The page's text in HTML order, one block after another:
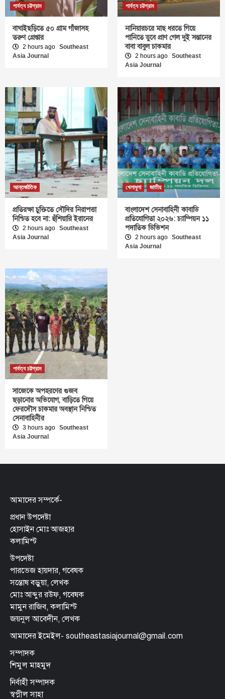
পার্বত্য চট্টগ্রাম
বাঘাইছড়িতে ৫০ গ্রাম গাঁজাসহ
তরুণ গ্রেপ্তার
2 hours ago Southeast
Asia Journal
পার্বত্য চট্টগ্রাম
নানিয়ারচরে মাছ ধরতে গিয়ে
পানিতে ডুবে প্রাণ গেল দুই সন্তানের
বাবা বাবুল চাকমার
2 hours ago Southeast
Asia Journal
আন্তর্জাতিক
প্রতিরক্ষা চুক্তিতে সৌদির নিরাপত্তা
নিশ্চিত হবে না: হুঁশিয়ারি ইরানের
2 hours ago Southeast
Asia Journal
খেলাধুলা জাতীয়
বাংলাদেশ সেনাবাহিনী কাবাডি
প্রতিযোগিতা ২০২৬: চ্যাম্পিয়ন ১১
পদাতিক ডিভিশন
2 hours ago Southeast
Asia Journal
পার্বত্য চট্টগ্রাম
সাজেকে অপহরণের গুজব
ছড়ানোর অভিযোগ, বাড়িতে গিয়ে
ফেরদৌস চাকমার অবস্থান নিশ্চিত
সেনাবাহিনীর
3 hours ago Southeast
Asia Journal
আমাদের সম্পর্কে-
প্রধান উপদেষ্টা
হোসাইন মোঃ আজহার
কলামিস্ট
উপদেষ্টা
পারভেজ হায়দার, গবেষক
সন্তোষ বড়ুয়া, লেখক
মোঃ আব্দুর রউফ, গবেষক
মামুন রাজিব, কলামিস্ট
জয়নুল আবেদীন, লেখক
আমাদের ইমেইল- southeastasiajournal@gmail.com
সম্পাদক
শিমুল মাহমুদ
নির্বাহী সম্পাদক
স্বপ্নীল সাহা